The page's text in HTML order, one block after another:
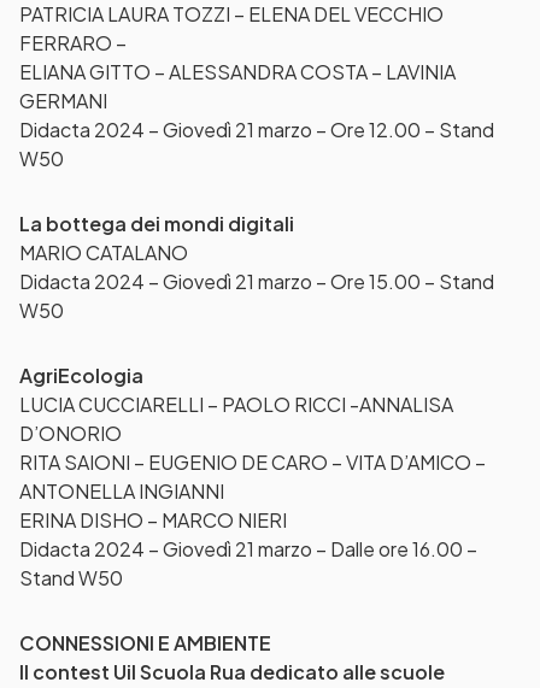
PATRICIA LAURA TOZZI – ELENA DEL VECCHIO
FERRARO –
ELIANA GITTO – ALESSANDRA COSTA – LAVINIA
GERMANI
Didacta 2024 – Giovedì 21 marzo – Ore 12.00 – Stand
W50
La bottega dei mondi digitali
MARIO CATALANO
Didacta 2024 – Giovedì 21 marzo – Ore 15.00 – Stand
W50
AgriEcologia
LUCIA CUCCIARELLI – PAOLO RICCI -ANNALISA
D’ONORIO
RITA SAIONI – EUGENIO DE CARO – VITA D’AMICO –
ANTONELLA INGIANNI
ERINA DISHO – MARCO NIERI
Didacta 2024 – Giovedì 21 marzo – Dalle ore 16.00 –
Stand W50
CONNESSIONI E AMBIENTE
Il contest Uil Scuola Rua dedicato alle scuole